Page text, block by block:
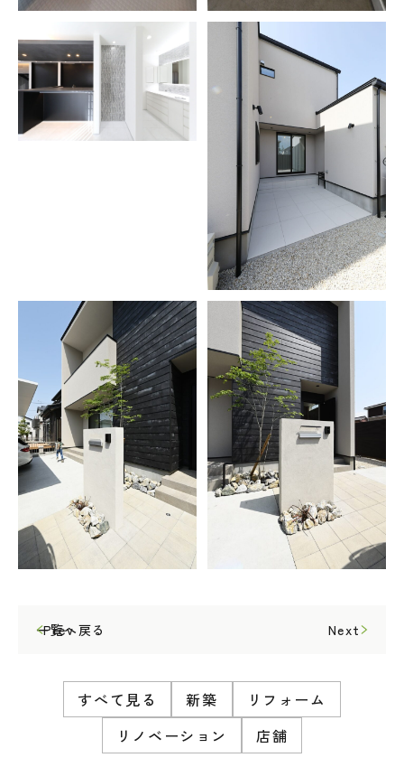
一覧へ戻る
Prev Next
すべて見る 新築
リフォーム
リノベーション
店舗